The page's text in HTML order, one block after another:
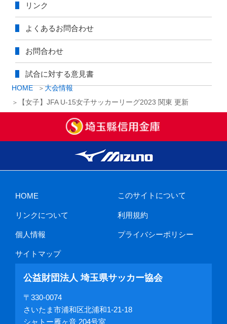
HOME
大会情報
【女子】JFA U-15女子サッカーリーグ2023 関東 更新
リンク
よくあるお問合わせ
お問合わせ
試合に対する意見書
HOME このサイトについて
リンクについて 利用規約
個人情報 プライバシーポリシー
サイトマップ
公益財団法人 埼玉県サッカー協会
〒330-0074
さいたま市浦和区北浦和1-21-18
シャトー雁ヶ音 204号室